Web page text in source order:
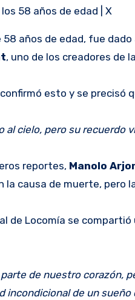
58 años de edad | X
58 años de edad, fue
, uno de los creadores de
esto y se precisó
al cielo, pero su recuerdo
reportes, Manolo
la causa de muerte, pero
de Locomía se
parte de nuestro corazón,
incondicional de un